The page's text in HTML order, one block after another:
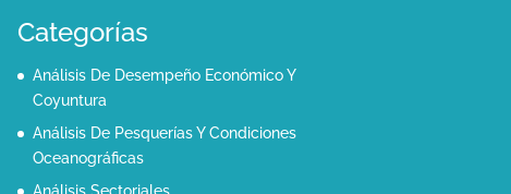
Categorías
Análisis De Desempeño Económico Y
Coyuntura
Análisis De Pesquerías Y Condiciones
Oceanográficas
Análisis Sectoriales